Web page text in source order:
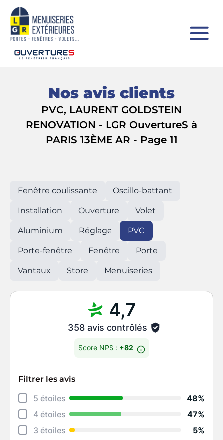
PVC, LAURENT GOLDSTEIN
RENOVATION - LGR OuvertureS à
PARIS 13ÈME AR - Page 11
Nos avis clients
Fenêtre coulissante Oscillo-battant
Installation Ouverture Volet
Aluminium Réglage PVC
Porte-fenêtre Fenêtre Porte
Vantaux Store Menuiseries
4,7
358 avis contrôlés
Score NPS : +82
Filtrer les avis
5 étoiles
48%
4 étoiles
47%
3 étoiles
5%